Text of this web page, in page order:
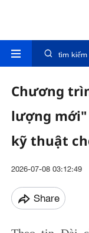
tìm kiếm
Chương
lượng mới"
kỹ thuật
2026-07-08 03:12:49
Share